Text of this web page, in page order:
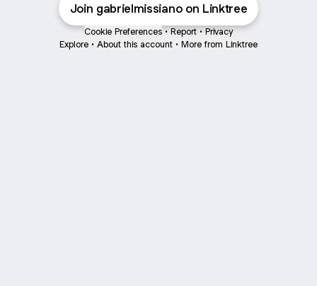
Join gabrielmissiano on Linktree
Cookie Preferences • Report • Privacy
Explore • About this account • More from Linktree